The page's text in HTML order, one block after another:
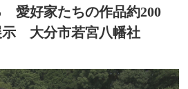
愛好家たちの作品約200
示 大分市若宮八幡社